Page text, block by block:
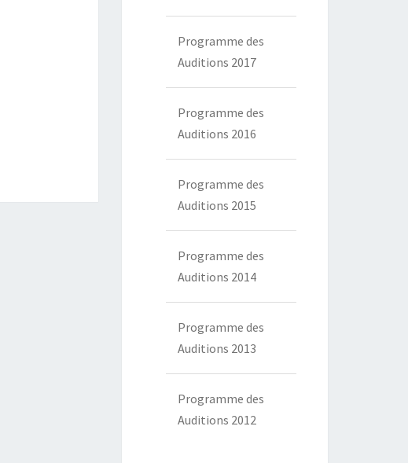
Programme des
Auditions 2017
Programme des
Auditions 2016
Programme des
Auditions 2015
Programme des
Auditions 2014
Programme des
Auditions 2013
Programme des
Auditions 2012